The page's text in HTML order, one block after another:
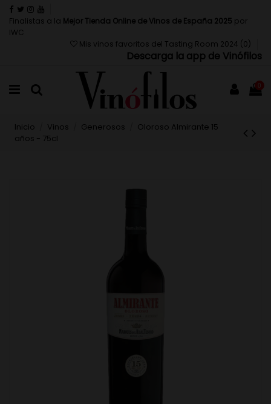
Finalistas a la Mejor Tienda Online de Vinos de España 2025 por
IWC
Mis vinos favoritos del Tasting Room 2024 (0 )
Descarga la app de Vinófilos
0
Inicio Vinos Generosos
Oloroso Almirante 15
años - 75cl